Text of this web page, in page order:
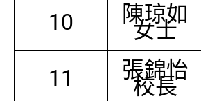
10 陳琼如
女士
11 張錦怡
校長